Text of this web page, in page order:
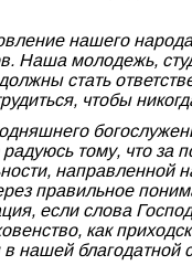
нашего
Наша молодежь,
стать
чтобы
тому, что за
правильное
если слова
как
нашей благодатной